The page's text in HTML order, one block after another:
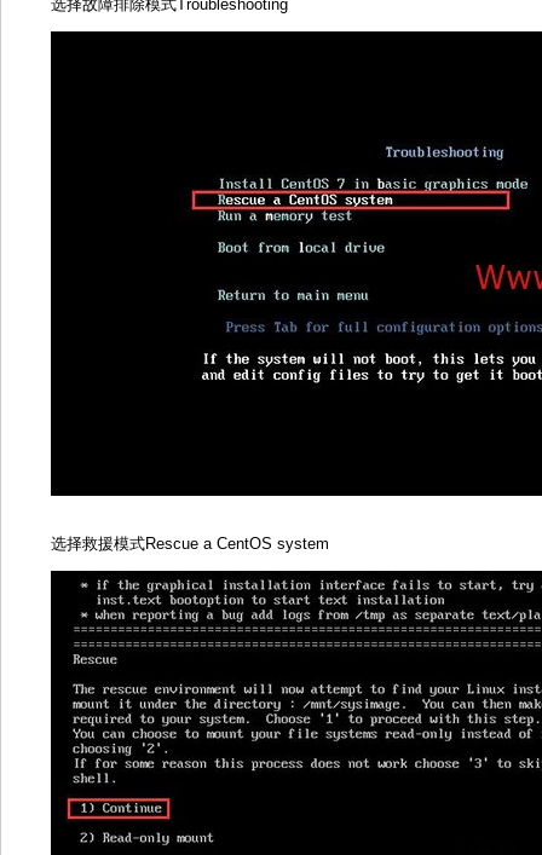
选择故障排除模式Troubleshooting
选择救援模式Rescue a CentOS system